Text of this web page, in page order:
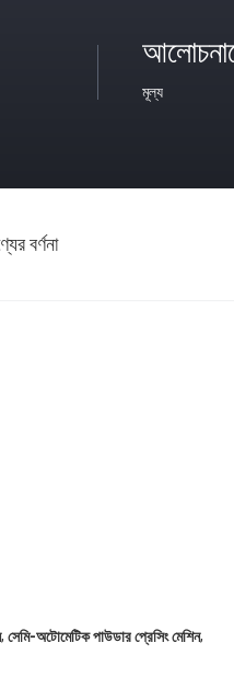
মূল্য
বর্ণনা
, সেমি-অটোমেটিক পাউডার প্রেসিং মেশিন,